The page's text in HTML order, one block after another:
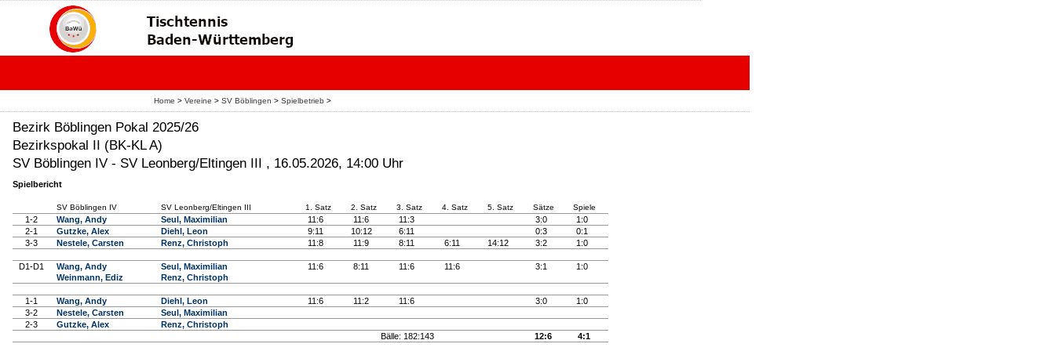
Home > Vereine > SV Böblingen > Spielbetrieb >
Bezirk Böblingen Pokal 2025/26
Bezirkspokal II (BK-KL A)
SV Böblingen IV - SV Leonberg/Eltingen III , 16.05.2026, 14:00 Uhr
Spielbericht
SV Böblingen IV SV Leonberg/Eltingen III 1. Satz 2. Satz 3. Satz 4. Satz 5. Satz Sätze Spiele
1-2 Wang, Andy Seul, Maximilian 11:6 11:6 11:3 3:0
1:0
2-1
Gutzke, Alex Diehl, Leon 9:11 10:12 6:11 0:3
0:1
3-3
Nestele, Carsten Renz, Christoph 11:8 11:9 8:11 6:11 14:12 3:2 1:0
D1-D1
Wang, Andy
Weinmann, Ediz
Seul, Maximilian
Renz, Christoph
11:6 8:11 11:6 11:6 3:1 1:0
1-1 Wang, Andy Diehl, Leon 11:6 11:2 11:6 3:0
1:0
3-2
Nestele, Carsten
Seul, Maximilian
2-3
Gutzke, Alex
Renz, Christoph
Bälle: 182:143
12:6 4:1